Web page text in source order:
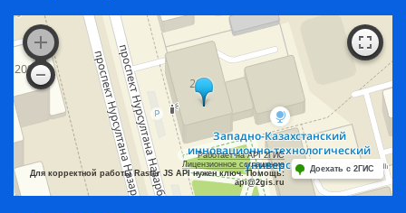
Работает на API 2ГИС
Лицензионное соглашение
Для корректной работы Raster JS API нужен ключ. Помощь:
api@2gis.ru
Доехать с 2ГИС